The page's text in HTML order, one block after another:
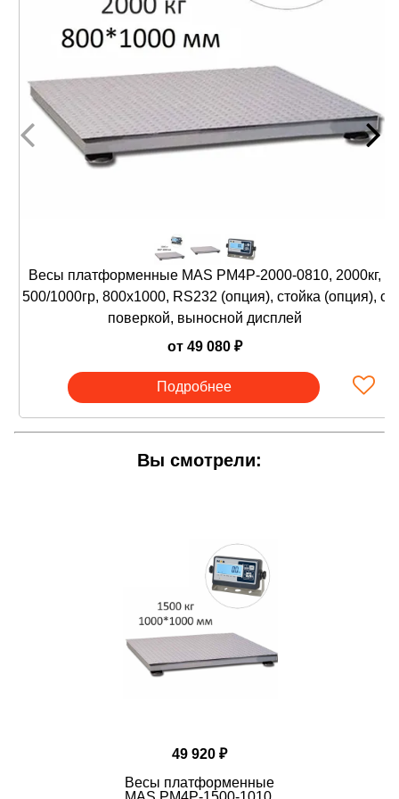
Высокая скорость взвешивания;
Функция стабилизации веса;
Счетный режим;
Функция чистый /полный вес (Net/Gross);
Автоматическая установка нуля при
включении;
Вычитание массы тары до 100% от
максимальной нагрузки
Интерфейс RS-232 (опция)
5 стандартных типоразмеров платформ;
Материал платформы - углеродистая сталь с
лакокрасочным покрытием и рифленой
поверхностью;
Четыре тензометрических датчика по углам
Регулируемые по высоте шарнирные опоры;
Соединительный кабель в жесткой оплетке
длиной 3 м;
эксплуатации на выбор 3 весовых
индикатора
- Руководство по эксплуатации "Весы
неавтоматического действия ProMAS
- Руководство по эксплуатации "Весы
неавтоматического действия ProMAS
PM4(P/R/T/U)B"
- Руководство по эксплуатации "Весы
неавтоматического действия ProMAS"
- Заключение № 104-10-507 по проверке
результатов испытаний в целях утверждения типа
Весы платформенные MAS PM4P-2000-0810, 2000кг,
500/1000гр, 800х1000, RS232 (опция), стойка (опция), с
поверкой, выносной дисплей
от 49 080 ₽
Подробнее
Вы смотрели:
49 920 ₽
Весы платформенные